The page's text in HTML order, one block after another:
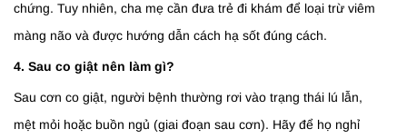
chứng. Tuy nhiên, cha mẹ cần đưa trẻ đi khám để loại trừ viêm
màng não và được hướng dẫn cách hạ sốt đúng cách.
4. Sau co giật nên làm gì?
Sau cơn co giật, người bệnh thường rơi vào trạng thái lú lẫn,
mệt mỏi hoặc buồn ngủ (giai đoạn sau cơn). Hãy để họ nghỉ